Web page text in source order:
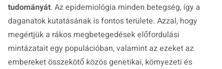
tudományát. Az epidemiológia minden betegség, így a
daganatok kutatásának is fontos területe. Azzal, hogy
megértjük a rákos megbetegedések előfordulási
mintázatait egy populációban, valamint az ezeket az
embereket összekötő közös genetikai, környezeti és